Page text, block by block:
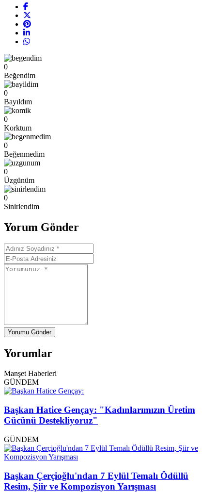
0
Beğendim
0
Bayıldım
0
Korktum
0
Beğenmedim
0
Üzgünüm
0
Sinirlendim
Yorum Gönder
Yorumu Gönder
Yorumlar
Manşet Haberleri
GÜNDEM
Başkan Hatice Gençay: "Kadınlarımızın Üretim
Gücünü Destekliyoruz"
GÜNDEM
Başkan Çerçioğlu'ndan 7 Eylül Temalı Ödüllü
Resim, Şiir ve Kompozisyon Yarışması